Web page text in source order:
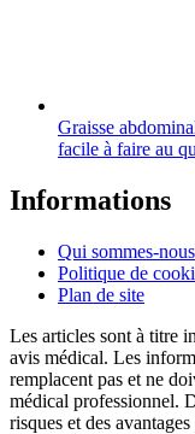
Graisse
facile à faire au
Informations
Qui sommes-nous
Politique de
Plan de site
Les articles sont à titre
avis médical. Les
remplacent pas et ne
médical professionnel.
risques et des